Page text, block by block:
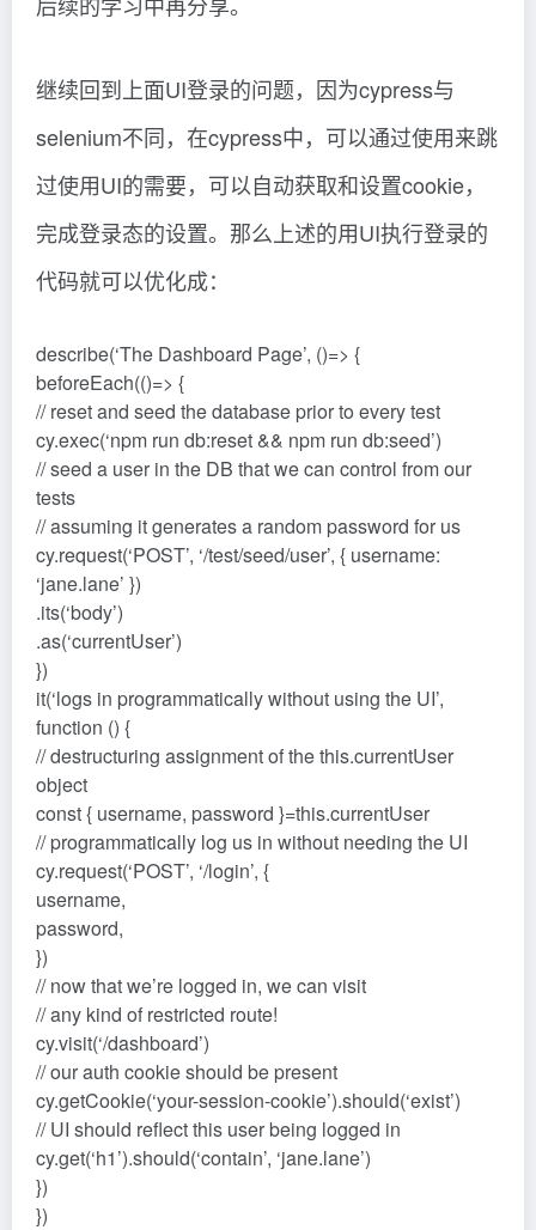
继续回到上面UI登录的问题，因为cypress与
selenium不同，在cypress中，可以通过使用来跳
过使用UI的需要，可以自动获取和设置cookie，
完成登录态的设置。那么上述的用UI执行登录的
代码就可以优化成：
describe(‘The Dashboard Page’, ()=> {
beforeEach(()=> {
// reset and seed the database prior to every test
cy.exec(‘npm run db:reset && npm run db:seed’)
// seed a user in the DB that we can control from our
tests
// assuming it generates a random password for us
cy.request(‘POST’, ‘/test/seed/user’, { username:
‘jane.lane’ })
.its(‘body’)
.as(‘currentUser’)
})
it(‘logs in programmatically without using the UI’,
function () {
// destructuring assignment of the this.currentUser
object
const { username, password }=this.currentUser
// programmatically log us in without needing the UI
cy.request(‘POST’, ‘/login’, {
username,
password,
})
// now that we’re logged in, we can visit
// any kind of restricted route!
cy.visit(‘/dashboard’)
// our auth cookie should be present
cy.getCookie(‘your-session-cookie’).should(‘exist’)
// UI should reflect this user being logged in
cy.get(‘h1’).should(‘contain’, ‘jane.lane’)
})
})